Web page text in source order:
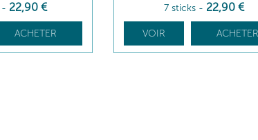
- 22,90 €
ACHETER
7 sticks - 22,90 €
VOIR ACHETER